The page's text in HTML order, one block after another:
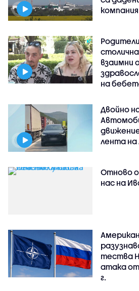
компания
взаимни
на
Двойно
лента на
Отново
нас на
тества
атака
г.